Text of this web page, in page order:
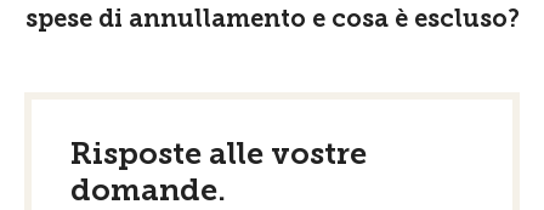
spese di annullamento e cosa è escluso?
Risposte alle vostre
domande.